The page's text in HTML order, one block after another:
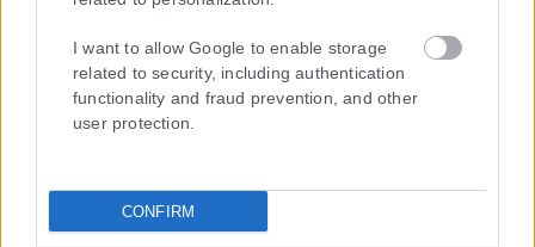
I want to allow Google to enable storage
related to security, including authentication
functionality and fraud prevention, and other
user protection.
CONFIRM